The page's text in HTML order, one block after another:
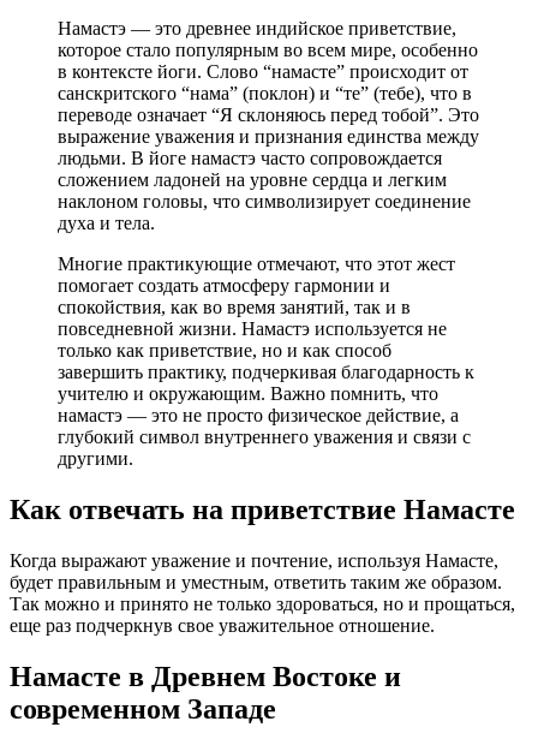
Намастэ — это древнее индийское приветствие,
которое стало популярным во всем мире, особенно
в контексте йоги. Слово “намасте” происходит от
санскритского “нама” (поклон) и “те” (тебе), что в
переводе означает “Я склоняюсь перед тобой”. Это
выражение уважения и признания единства между
людьми. В йоге намастэ часто сопровождается
сложением ладоней на уровне сердца и легким
наклоном головы, что символизирует соединение
духа и тела.
Многие практикующие отмечают, что этот жест
помогает создать атмосферу гармонии и
спокойствия, как во время занятий, так и в
повседневной жизни. Намастэ используется не
только как приветствие, но и как способ
завершить практику, подчеркивая благодарность к
учителю и окружающим. Важно помнить, что
намастэ — это не просто физическое действие, а
глубокий символ внутреннего уважения и связи с
другими.
Как отвечать на приветствие Намасте
Когда выражают уважение и почтение, используя Намасте,
будет правильным и уместным, ответить таким же образом.
Так можно и принято не только здороваться, но и прощаться,
еще раз подчеркнув свое уважительное отношение.
Намасте в Древнем Востоке и
современном Западе